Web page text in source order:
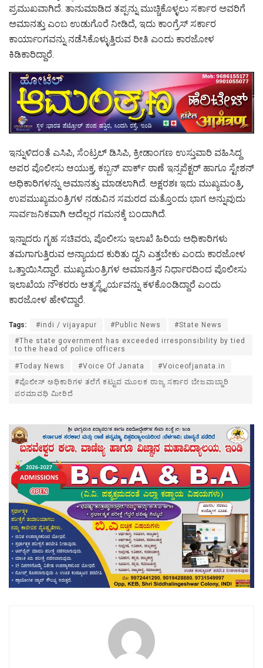
ಪ್ರಮುಖವಾಗಿದೆ. ತಾನು‌ಮಾಡಿದ ತಪ್ಪನ್ನು ಮುಚ್ಚಿಕೊಳ್ಳಲು ಸರ್ಕಾರ ಅವರಿಗೆ
ಅಮಾನತ್ತು ಎಂಬ ಉಡುಗೊರೆ ನೀಡಿದೆ, ಇದು ಕಾಂಗ್ರೆಸ್ ಸರ್ಕಾರ
ಕಾರ್ಯಾಂಗವನ್ನು ನಡೆಸಿಕೊಳ್ಳುತ್ತಿರುವ ರೀತಿ ಎಂದು ಕಾರಜೋಳ
ಕಿಡಿಕಾರಿದ್ದಾರೆ.
ಇನ್ನುಳಿದಂತೆ ಎಸಿಪಿ, ಸೆಂಟ್ರಲ್ ಡಿಸಿಪಿ, ಕ್ರೀಡಾಂಗಣ ಉಸ್ತುವಾರಿ ವಹಿಸಿದ್ದ
ಅಪರ ಪೊಲೀಸು ಆಯುಕ್ತ, ಕಬ್ಬನ್ ಪಾರ್ಕ್ ಠಾಣೆ ಇನ್ಸಪೆಕ್ಟರ್ ಹಾಗೂ ಸ್ಟೇಶನ್
ಅಧಿಕಾರಿಗಳನ್ನು ಅಮಾನತ್ತು ಮಾಡಲಾಗಿದೆ. ಅಕ್ಷರಶಃ ಇದು ಮುಖ್ಯಮಂತ್ರಿ,
ಉಪಮುಖ್ಯಮಂತ್ರಿಗಳ ನಡುವಿನ ಸಮರದ ಮತ್ತೊಂದು ಭಾಗ ಅನ್ನುವುದು
ಸಾರ್ವಜನಿಕವಾಗಿ ಅದೆಲ್ಲರ ಗಮನಕ್ಕೆ ಬಂದಾಗಿದೆ.
ಇನ್ನಾದರು ಗೃಹ ಸಚಿವರು, ಪೊಲೀಸು ಇಲಾಖೆ ಹಿರಿಯ ಅಧಿಕಾರಿಗಳು
ತಮಗಾಗುತ್ತಿರುವ ಅನ್ಯಾಯದ ಕುರಿತು ದ್ವನಿ ಎತ್ತಬೇಕು ಎಂದು ಕಾರಜೋಳ
ಒತ್ತಾಯಿಸಿದ್ದಾರೆ. ಮುಖ್ಯಮಂತ್ರಿಗಳ ಅಮಾನತ್ತಿನ ನಿರ್ಧಾರದಿಂದ ಪೊಲೀಸು
ಇಲಾಖೆಯ ನೌಕರರು ಆತ್ಮಸ್ಥೈರ್ಯವನ್ನು ಕಳಕೊಂಡಿದ್ದಾರೆ ಎಂದು
ಕಾರಜೋಳ ಹೇಳಿದ್ದಾರೆ.
Tags: #indi / vijayapur #Public News
#State News
#The state government has exceeded irresponsibility by tied
to the head of police officers
#Today News #Voice Of Janata
#Voiceofjanata.in
#ಪೊಲೀಸ್ ಅಧಿಕಾರಿಗಳ ತಲೆಗೆ ಕಟ್ಟುವ ಮೂಲಕ ರಾಜ್ಯ ಸರ್ಕಾರ ಬೇಜವಾಬ್ದಾರಿ
ಪರಮಾವಧಿ ಮೀರಿದೆ